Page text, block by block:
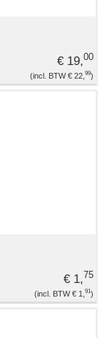
€ 19,00
€ 22, 99
€ 1,75
€ 1, 91